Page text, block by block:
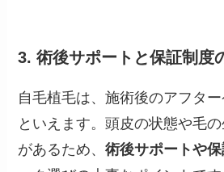
3. 術後サポートと保証制度
自毛植毛は、施術後のアフタ
といえます。頭皮の状態や毛
があるため、術後サポートや